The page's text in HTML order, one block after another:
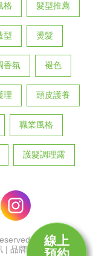
線上
格 髮型推薦
型 燙髮
香氛 褪色
理 頭皮護養
職業風格
護髮調理露
| 品牌| 招募|首頁